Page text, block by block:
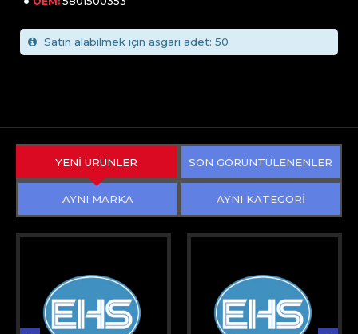
Satın alabilmek için asgari adet: 50
YENİ ÜRÜNLER SON GÖRÜNTÜLENENLER
AYNI MARKA AYNI KATEGORİ